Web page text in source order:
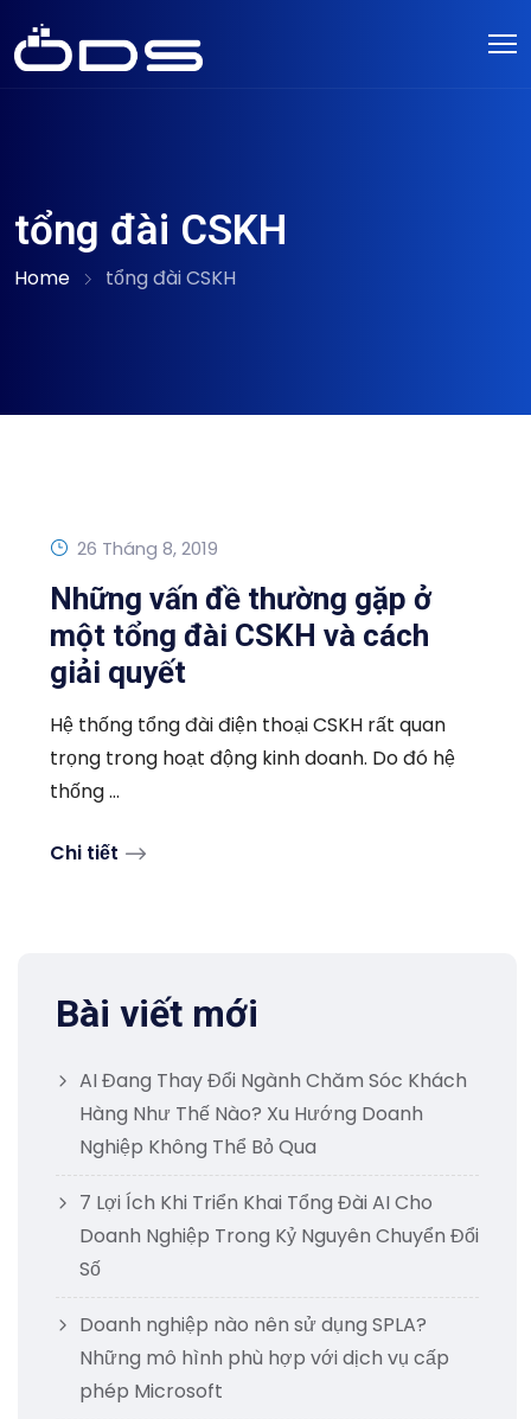
tổng đài CSKH
Home tổng đài CSKH
26 Tháng 8, 2019
Những vấn đề thường gặp ở
một tổng đài CSKH và cách
giải quyết
Hệ thống tổng đài điện thoại CSKH rất quan
trọng trong hoạt động kinh doanh. Do đó hệ
thống ...
Chi tiết
Bài viết mới
AI Đang Thay Đổi Ngành Chăm Sóc Khách
Hàng Như Thế Nào? Xu Hướng Doanh
Nghiệp Không Thể Bỏ Qua
7 Lợi Ích Khi Triển Khai Tổng Đài AI Cho
Doanh Nghiệp Trong Kỷ Nguyên Chuyển Đổi
Số
Doanh nghiệp nào nên sử dụng SPLA?
Những mô hình phù hợp với dịch vụ cấp
phép Microsoft